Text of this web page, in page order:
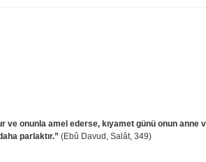
ve onunla amel ederse, kıyamet günü onun anne
parlaktır.” (Ebû Davud, Salât, 349)